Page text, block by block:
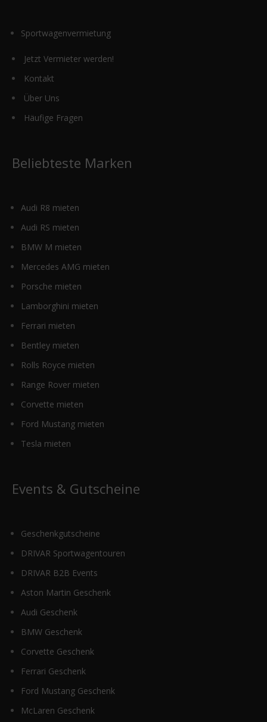
Sportwagenvermietung
Jetzt Vermieter werden!
Kontakt
Über Uns
Häufige Fragen
Beliebteste Marken
Audi R8 mieten
Audi RS mieten
BMW M mieten
Mercedes AMG mieten
Porsche mieten
Lamborghini mieten
Ferrari mieten
Bentley mieten
Rolls Royce mieten
Range Rover mieten
Corvette mieten
Ford Mustang mieten
Tesla mieten
Events & Gutscheine
Geschenkgutscheine
DRIVAR Sportwagentouren
DRIVAR B2B Events
Aston Martin Geschenk
Audi Geschenk
BMW Geschenk
Corvette Geschenk
Ferrari Geschenk
Ford Mustang Geschenk
McLaren Geschenk